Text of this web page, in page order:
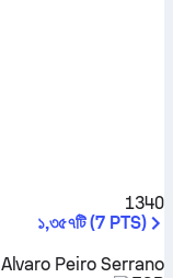
1340
১,৩৫৭টি(7 PTS)
Alvaro Peiro Serrano